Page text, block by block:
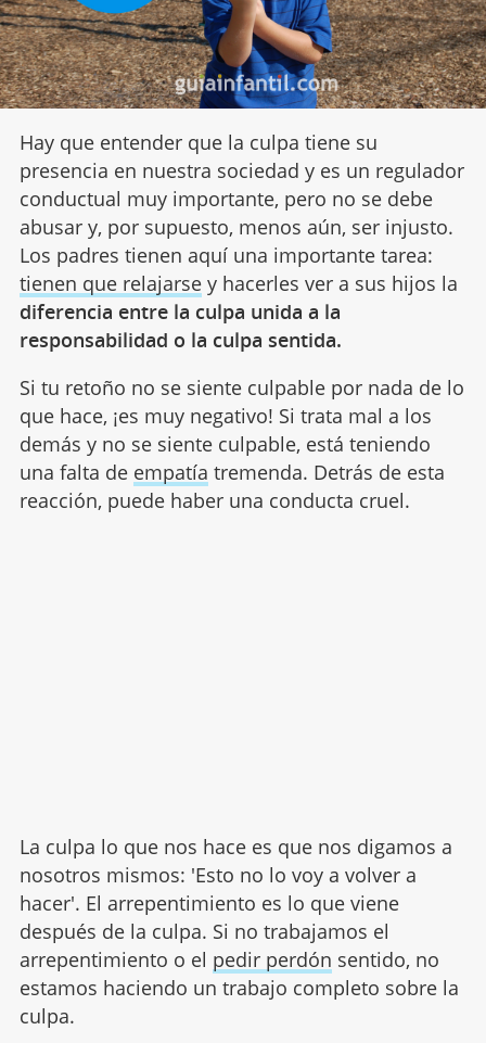
Hay que entender que la culpa tiene su
presencia en nuestra sociedad y es un regulador
conductual muy importante, pero no se debe
abusar y, por supuesto, menos aún, ser injusto.
Los padres tienen aquí una importante tarea:
tienen que relajarsey hacerles ver a sus hijos la
diferencia entre la culpa unida a la
responsabilidad o la culpa sentida.
Si tu retoño no se siente culpable por nada de lo
que hace, ¡es muy negativo! Si trata mal a los
demás y no se siente culpable, está teniendo
una falta de empatía tremenda. Detrás de esta
reacción, puede haber una conducta cruel.
La culpa lo que nos hace es que nos digamos a
nosotros mismos: 'Esto no lo voy a volver a
hacer'. El arrepentimiento es lo que viene
después de la culpa. Si no trabajamos el
arrepentimiento o el pedir perdón sentido, no
estamos haciendo un trabajo completo sobre la
culpa.